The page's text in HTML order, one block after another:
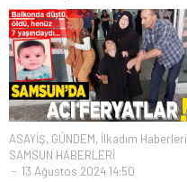
ASAYİŞ, GÜNDEM, İlkadım Haberleri
SAMSUN HABERLERİ
13 Ağustos 2024 14:50